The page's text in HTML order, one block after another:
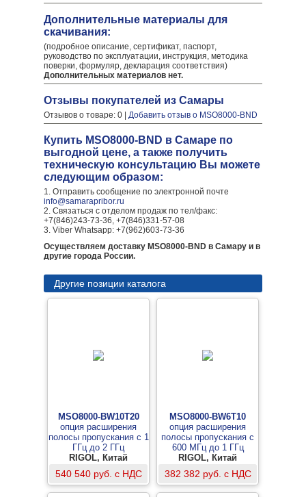
Дополнительные материалы для
скачивания:
(подробное описание, сертификат, паспорт,
руководство по эксплуатации, инструкция, методика
поверки, формуляр, декларация соответствия)
Дополнительных материалов нет.
Отзывы покупателей из Самары
Отзывов о товаре: 0 | Добавить отзыв о MSO8000-BND
Купить MSO8000-BND в Самаре по
выгодной цене, а также получить
техническую консультацию Вы можете
следующим образом:
1. Отправить сообщение по электронной почте
info@samarapribor.ru
2. Связаться с отделом продаж по тел/факс:
+7(846)243-73-36, +7(846)331-57-08
3. Viber Whatsapp: +7(962)603-73-36
Осуществляем доставку MSO8000-BND в Самару и в
другие города России.
Другие позиции каталога
MSO8000-BW10T20
опция расширения
полосы пропускания с 1
ГГц до 2 ГГц
RIGOL, Китай
540 540 руб. с НДС
MSO8000-BW6T10
опция расширения
полосы пропускания с
600 МГц до 1 ГГц
RIGOL, Китай
382 382 руб. с НДС